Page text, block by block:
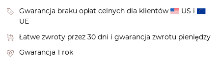
Gwarancja braku opłat celnych dla klientów
US i
UE
Łatwe zwroty przez 30 dni i gwarancja zwrotu pieniędzy
Gwarancja 1 rok